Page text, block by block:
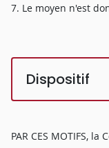
7. Le moyen n'est
Dispositif
PAR CES MOTIFS, la